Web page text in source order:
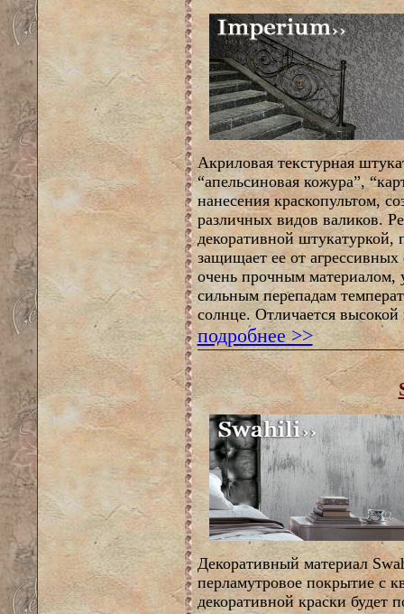
Акриловая текстурная
“апельсиновая кожура”,
нанесения краскопультом,
различных видов валиков.
декоративной штукатуркой,
защищает ее от
очень прочным
сильным перепадам
солнце. Отличается
подробнее >>
Декоративный материал
перламутровое покрытие с
декоративной краски будет